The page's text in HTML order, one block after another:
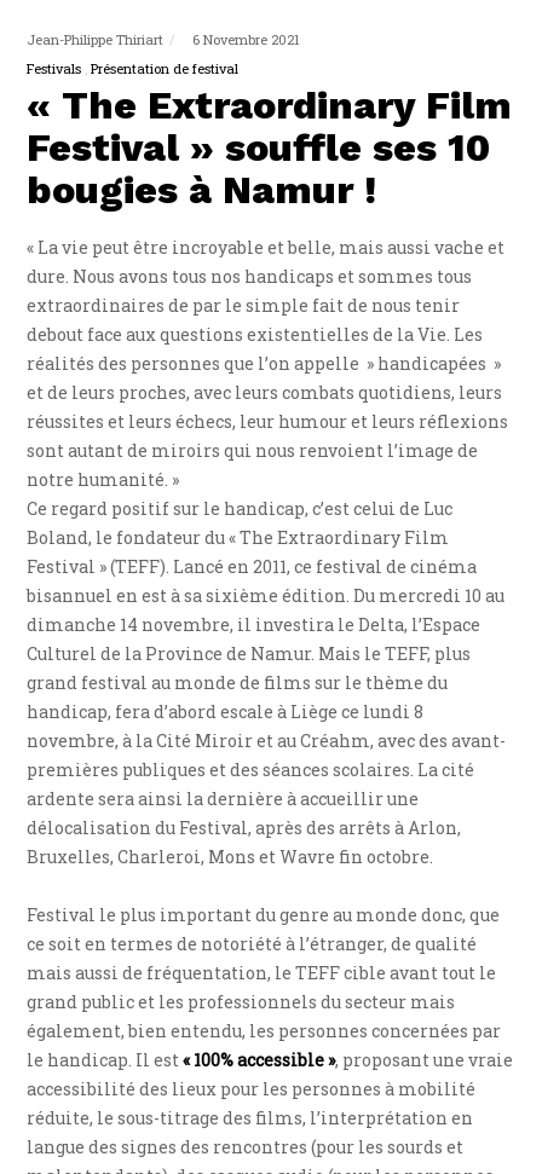
Jean-Philippe Thiriart
6 Novembre 2021
Festivals Présentation de festival
« The Extraordinary Film
Festival » souffle ses 10
bougies à Namur !
« La vie peut être incroyable et belle, mais aussi vache et
dure. Nous avons tous nos handicaps et sommes tous
extraordinaires de par le simple fait de nous tenir
debout face aux questions existentielles de la Vie. Les
réalités des personnes que l’on appelle » handicapées »
et de leurs proches, avec leurs combats quotidiens, leurs
réussites et leurs échecs, leur humour et leurs réflexions
sont autant de miroirs qui nous renvoient l’image de
notre humanité. »
Ce regard positif sur le handicap, c’est celui de Luc
Boland, le fondateur du « The Extraordinary Film
Festival » (TEFF). Lancé en 2011, ce festival de cinéma
bisannuel en est à sa sixième édition. Du mercredi 10 au
dimanche 14 novembre, il investira le Delta, l’Espace
Culturel de la Province de Namur. Mais le TEFF, plus
grand festival au monde de films sur le thème du
handicap, fera d’abord escale à Liège ce lundi 8
novembre, à la Cité Miroir et au Créahm, avec des avant-
premières publiques et des séances scolaires. La cité
ardente sera ainsi la dernière à accueillir une
délocalisation du Festival, après des arrêts à Arlon,
Bruxelles, Charleroi, Mons et Wavre fin octobre.
Festival le plus important du genre au monde donc, que
ce soit en termes de notoriété à l’étranger, de qualité
mais aussi de fréquentation, le TEFF cible avant tout le
grand public et les professionnels du secteur mais
également, bien entendu, les personnes concernées par
le handicap. Il est« 100% accessible », proposant une vraie
accessibilité des lieux pour les personnes à mobilité
réduite, le sous-titrage des films, l’interprétation en
langue des signes des rencontres (pour les sourds et